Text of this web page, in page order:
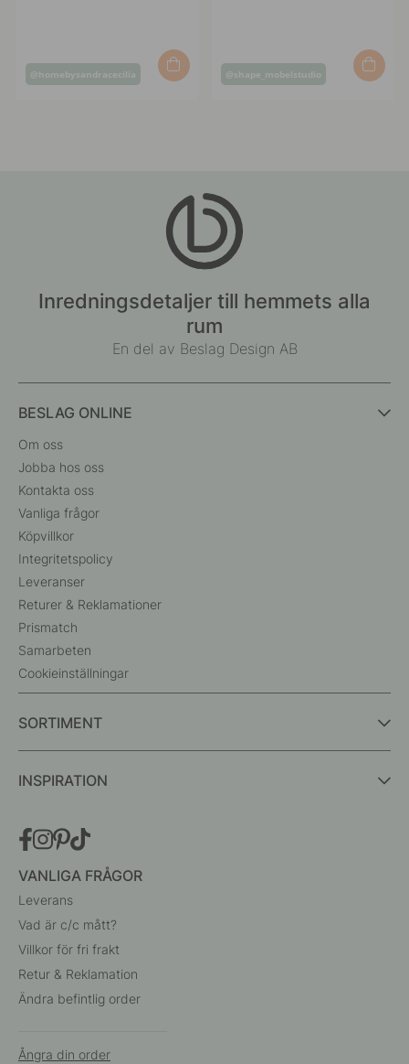
Inlägg
@homebysandracecilia
Inlägg
@shape_mobelstudio
Inredningsdetaljer till hemmets alla
rum
En del av Beslag Design AB
BESLAG ONLINE
Om oss
Jobba hos oss
Kontakta oss
Vanliga frågor
Köpvillkor
Integritetspolicy
Leveranser
Returer & Reklamationer
Prismatch
Samarbeten
Cookieinställningar
SORTIMENT
INSPIRATION
VANLIGA FRÅGOR
Leverans
Vad är c/c mått?
Villkor för fri frakt
Retur & Reklamation
Ändra befintlig order
Ångra din order